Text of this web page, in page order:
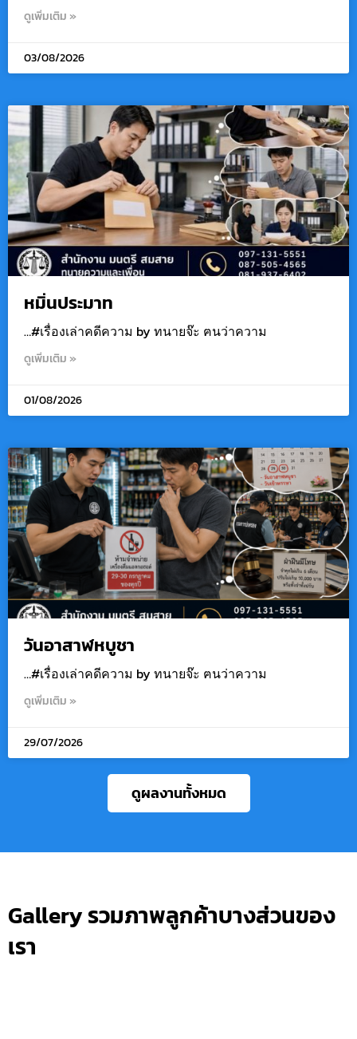
ดูเพิ่มเติม »
03/08/2026
หมิ่นประมาท
…#เรื่องเล่าคดีความ by ทนายจ๊ะ ฅนว่าความ
ดูเพิ่มเติม »
01/08/2026
วันอาสาฬหบูชา
…#เรื่องเล่าคดีความ by ทนายจ๊ะ ฅนว่าความ
ดูเพิ่มเติม »
29/07/2026
ดูผลงานทั้งหมด
Gallery รวมภาพลูกค้าบางส่วนของ
เรา